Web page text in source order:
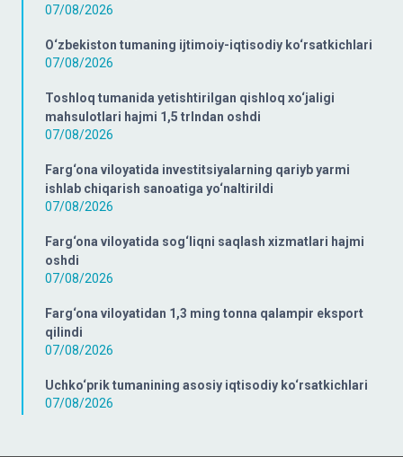
07/08/2026
O‘zbekiston tumaning ijtimoiy-iqtisodiy ko‘rsatkichlari
07/08/2026
Toshloq tumanida yetishtirilgan qishloq xo‘jaligi
mahsulotlari hajmi 1,5 trlndan oshdi
07/08/2026
Farg‘ona viloyatida investitsiyalarning qariyb yarmi
ishlab chiqarish sanoatiga yo‘naltirildi
07/08/2026
Farg‘ona viloyatida sog‘liqni saqlash xizmatlari hajmi
oshdi
07/08/2026
Farg‘ona viloyatidan 1,3 ming tonna qalampir eksport
qilindi
07/08/2026
Uchko‘prik tumanining asosiy iqtisodiy ko‘rsatkichlari
07/08/2026